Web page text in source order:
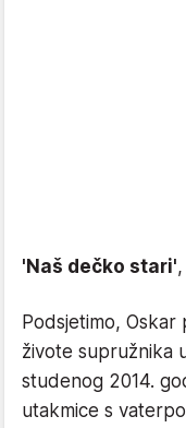
'Naš dečko stari'
Podsjetimo,
živote supružnika
studenog 2014.
utakmice s